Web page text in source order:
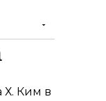
Х. Ким в